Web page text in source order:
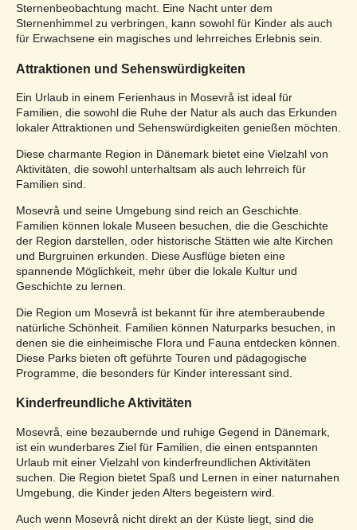
Sternenbeobachtung macht. Eine Nacht unter dem
Sternenhimmel zu verbringen, kann sowohl für Kinder als auch
für Erwachsene ein magisches und lehrreiches Erlebnis sein.
Attraktionen und Sehenswürdigkeiten
Ein Urlaub in einem Ferienhaus in Mosevrå ist ideal für
Familien, die sowohl die Ruhe der Natur als auch das Erkunden
lokaler Attraktionen und Sehenswürdigkeiten genießen möchten.
Diese charmante Region in Dänemark bietet eine Vielzahl von
Aktivitäten, die sowohl unterhaltsam als auch lehrreich für
Familien sind.
Mosevrå und seine Umgebung sind reich an Geschichte.
Familien können lokale Museen besuchen, die die Geschichte
der Region darstellen, oder historische Stätten wie alte Kirchen
und Burgruinen erkunden. Diese Ausflüge bieten eine
spannende Möglichkeit, mehr über die lokale Kultur und
Geschichte zu lernen.
Die Region um Mosevrå ist bekannt für ihre atemberaubende
natürliche Schönheit. Familien können Naturparks besuchen, in
denen sie die einheimische Flora und Fauna entdecken können.
Diese Parks bieten oft geführte Touren und pädagogische
Programme, die besonders für Kinder interessant sind.
Kinderfreundliche Aktivitäten
Mosevrå, eine bezaubernde und ruhige Gegend in Dänemark,
ist ein wunderbares Ziel für Familien, die einen entspannten
Urlaub mit einer Vielzahl von kinderfreundlichen Aktivitäten
suchen. Die Region bietet Spaß und Lernen in einer naturnahen
Umgebung, die Kinder jeden Alters begeistern wird.
Auch wenn Mosevrå nicht direkt an der Küste liegt, sind die